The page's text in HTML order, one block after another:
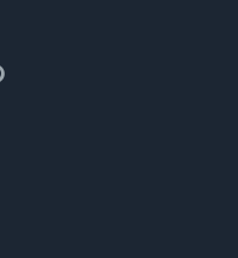
Pinterest